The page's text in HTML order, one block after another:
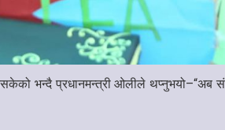
भन्दै प्रधानमन्त्री ओलीले थप्नुभयो–“अब